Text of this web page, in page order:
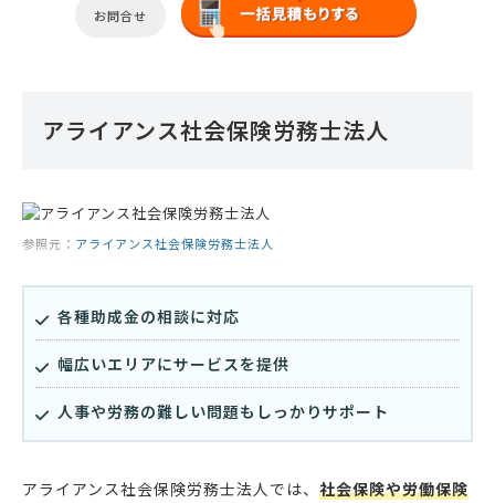
お問合せ
アライアンス社会保険労務士法人
参照元： アライアンス社会保険労務士法人
各種助成金の相談に対応
幅広いエリアにサービスを提供
人事や労務の難しい問題もしっかりサポート
アライアンス社会保険労務士法人では、 社会保険や労働保険